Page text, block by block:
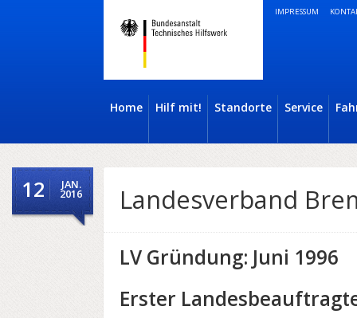
IMPRESSUM
Home Hilf mit! Standorte Service
12 JAN.
2016 Landesverband
LV Gründung: Juni 1996
Erster